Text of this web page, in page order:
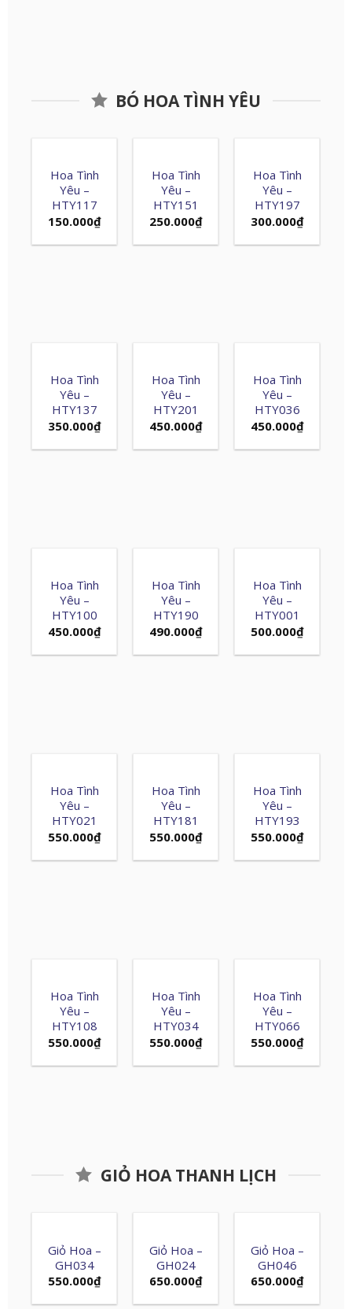
BÓ HOA TÌNH YÊU
Hoa Tình
Yêu –
HTY117
150.000₫
Hoa Tình
Yêu –
HTY151
250.000₫
Hoa Tình
Yêu –
HTY197
300.000₫
Hoa Tình
Yêu –
HTY137
350.000₫
Hoa Tình
Yêu –
HTY201
450.000₫
Hoa Tình
Yêu –
HTY036
450.000₫
Hoa Tình
Yêu –
HTY100
450.000₫
Hoa Tình
Yêu –
HTY190
490.000₫
Hoa Tình
Yêu –
HTY001
500.000₫
Hoa Tình
Yêu –
HTY021
550.000₫
Hoa Tình
Yêu –
HTY181
550.000₫
Hoa Tình
Yêu –
HTY193
550.000₫
Hoa Tình
Yêu –
HTY108
550.000₫
Hoa Tình
Yêu –
HTY034
550.000₫
Hoa Tình
Yêu –
HTY066
550.000₫
GIỎ HOA THANH LỊCH
Giỏ Hoa –
GH034
550.000₫
Giỏ Hoa –
GH024
650.000₫
Giỏ Hoa –
GH046
650.000₫